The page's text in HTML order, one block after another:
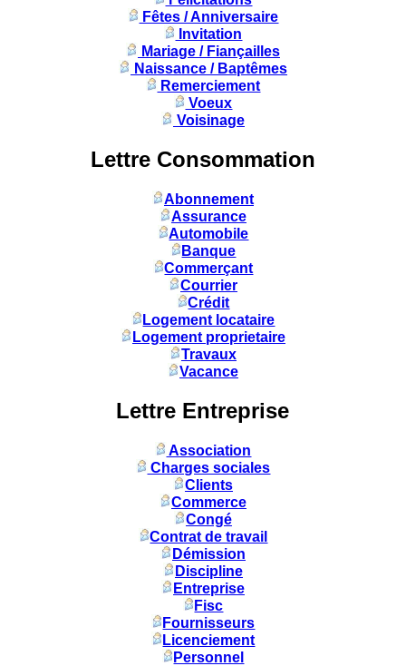
Fêtes / Anniversaire
Invitation
Mariage / Fiançailles
Naissance / Baptêmes
Remerciement
Voeux
Voisinage
Lettre Consommation
Abonnement
Assurance
Automobile
Banque
Commerçant
Courrier
Crédit
Logement locataire
Logement proprietaire
Travaux
Vacance
Lettre Entreprise
Association
Charges sociales
Clients
Commerce
Congé
Contrat de travail
Démission
Discipline
Entreprise
Fisc
Fournisseurs
Licenciement
Personnel